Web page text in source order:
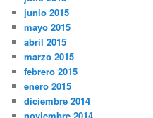
junio 2015
mayo 2015
abril 2015
marzo 2015
febrero 2015
enero 2015
diciembre 2014